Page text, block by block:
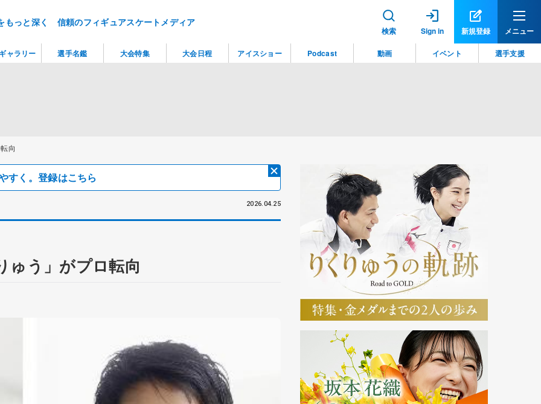
もっと深く 信頼のフィギュアスケートメディア
検索 Sign in 新規登録 メニュー
向
すく。登録はこちら
2026.04.25
ゅう」がプロ転向
ャラリー 選手名鑑 大会特集 大会日程 アイスショー Podcast 動画 イベント 選手支援